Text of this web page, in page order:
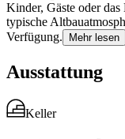
Kinder, Gäste oder
typische
Verfügung.
Mehr lesen
Ausstattung
Keller